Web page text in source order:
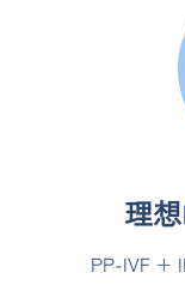
理
PP-IVF +